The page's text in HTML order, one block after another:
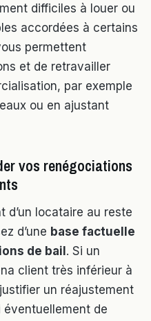
difficiles à louer ou
accordées à certains
permettent
et de retravailler
par exemple
ou en ajustant
vos renégociations
d’un locataire au reste
d’une base factuelle
de bail . Si un
client très inférieur à
un réajustement
de